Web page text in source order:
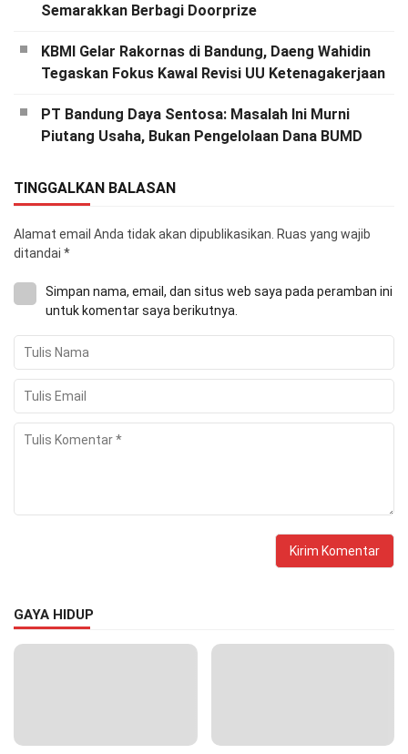
Semarakkan Berbagi Doorprize
KBMI Gelar Rakornas di Bandung, Daeng Wahidin
Tegaskan Fokus Kawal Revisi UU Ketenagakerjaan
PT Bandung Daya Sentosa: Masalah Ini Murni
Piutang Usaha, Bukan Pengelolaan Dana BUMD
TINGGALKAN BALASAN
Alamat email Anda tidak akan dipublikasikan. Ruas yang wajib
ditandai *
Simpan nama, email, dan situs web saya pada peramban ini
untuk komentar saya berikutnya.
GAYA HIDUP